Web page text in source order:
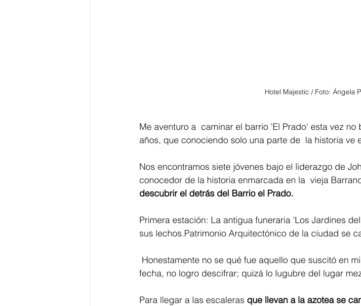
Hotel Majestic / Foto: Ángela
Me aventuro a  caminar el barrio 'El Prado' esta vez
años, que conociendo solo una parte de  la historia ve
Nos encontramos siete jóvenes bajo el liderazgo de
conocedor de la historia enmarcada en la  vieja
descubrir el detrás del Barrio el Prado.
Primera estación: La antigua funeraria 'Los Jardines
sus lechos.Patrimonio Arquitectónico de la ciudad se
fecha, no logro descifrar; quizá lo lugubre del lugar
Para llegar a las escaleras que llevan a la azotea se